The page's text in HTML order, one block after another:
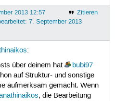
Zitieren
2013 12:57
7. September 2013
:
über deinem hat
bubi97
auf Struktur- und sonstige
aufmerksam gemacht. Wenn
, die Bearbeitung